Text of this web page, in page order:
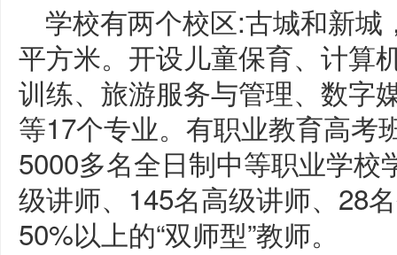
学校有两个校区:古城和新
平方米。开设儿童保育、计算
训练、旅游服务与管理、数字
等17个专业。有职业教育高考
5000多名全日制中等职业学
级讲师、145名高级讲师、28
50%以上的“双师型”教师。